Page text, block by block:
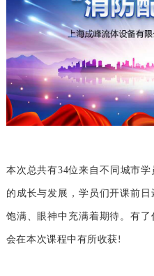
本次总共有34位来自不同城市
的成长与发展，学员们开课前
饱满、眼神中充满着期待。有
会在本次课程中有所收获!